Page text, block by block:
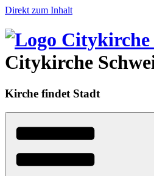
Direkt zum Inhalt
Citykirche
Kirche findet Stadt